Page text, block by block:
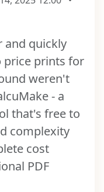
and quickly
price prints for
weren't
- a
that's free to
complexity
cost
PDF